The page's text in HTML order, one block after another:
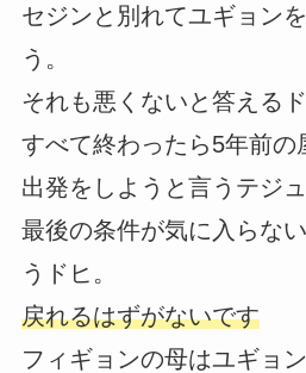
セジンと別れてユギョン
う。
それも悪くないと答えるド
すべて終わったら5年前の
出発をしようと言うテジュ
最後の条件が気に入らな
うドヒ。
戻れるはずがないです
フィギョンの母はユギョ